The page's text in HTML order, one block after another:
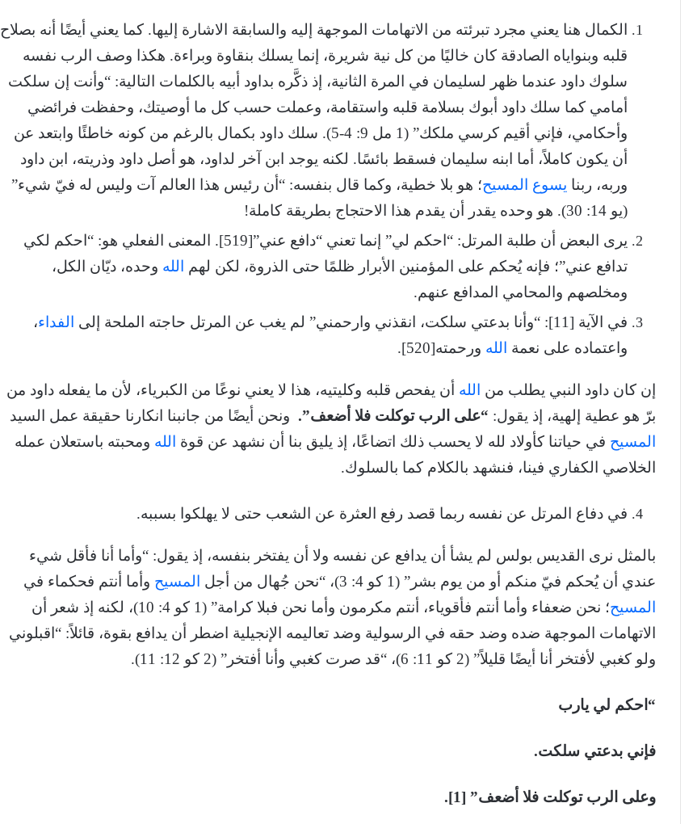
الكمال هنا يعني مجرد تبرئته من الاتهامات الموجهة إليه والسابقة الاشارة إليها. كما يعني أيضًا أنه بصلاح
قلبه وبنواياه الصادقة كان خاليًا من كل نية شريرة، إنما يسلك بنقاوة وبراءة. هكذا وصف الرب نفسه
سلوك داود عندما ظهر لسليمان في المرة الثانية، إذ ذكَّره بداود أبيه بالكلمات التالية: “وأنت إن سلكت
أمامي كما سلك داود أبوك بسلامة قلبه واستقامة، وعملت حسب كل ما أوصيتك، وحفظت فرائضي
وأحكامي، فإني أقيم كرسي ملكك” (1 مل 9: 4-5). سلك داود بكمال بالرغم من كونه خاطئًا وابتعد عن
أن يكون كاملاً، أما ابنه سليمان فسقط بائسًا. لكنه يوجد ابن آخر لداود، هو أصل داود وذريته، ابن داود
وربه، ربنا يسوع المسيح؛ هو بلا خطية، وكما قال بنفسه: “أن رئيس هذا العالم آت وليس له فيّ شيء”
(يو 14: 30). هو وحده يقدر أن يقدم هذا الاحتجاج بطريقة كاملة!
يرى البعض أن طلبة المرتل: “احكم لي” إنما تعني “دافع عني”[519]. المعنى الفعلي هو: “احكم لكي
تدافع عني”؛ فإنه يُحكم على المؤمنين الأبرار ظلمًا حتى الذروة، لكن لهم
الله وحده، ديّان الكل،
ومخلصهم والمحامي المدافع عنهم.
في الآية [11]: “وأنا بدعتي سلكت، انقذني وارحمني” لم يغب عن المرتل حاجته الملحة إلى
الفداء،
واعتماده على نعمة
الله ورحمته[520].
إن كان داود النبي يطلب من الله أن يفحص قلبه وكليتيه، هذا لا يعني نوعًا من الكبرياء، لأن ما يفعله داود من
برّ هو عطية إلهية، إذ يقول: “على الرب توكلت فلا أضعف”. ونحن أيضًا من جانبنا انكارنا حقيقة عمل السيد
المسيح في حياتنا كأولاد لله لا يحسب ذلك اتضاعًا، إذ يليق بنا أن نشهد عن قوة الله ومحبته باستعلان عمله
الخلاصي الكفاري فينا، فنشهد بالكلام كما بالسلوك.
في دفاع المرتل عن نفسه ربما قصد رفع العثرة عن الشعب حتى لا يهلكوا بسببه.
بالمثل نرى القديس بولس لم يشأ أن يدافع عن نفسه ولا أن يفتخر بنفسه، إذ يقول: “وأما أنا فأقل شيء
عندي أن يُحكم فيّ منكم أو من يوم بشر” (1 كو 4: 3)، “نحن جُهال من أجل
المسيح وأما أنتم فحكماء في
المسيح
؛ نحن ضعفاء وأما أنتم فأقوياء، أنتم مكرمون وأما نحن فبلا كرامة” (1 كو 4: 10)، لكنه إذ شعر أن
الاتهامات الموجهة ضده وضد حقه في الرسولية وضد تعاليمه الإنجيلية اضطر أن يدافع بقوة، قائلاً: “اقبلوني
ولو كغبي لأفتخر أنا أيضًا قليلاً” (2 كو 11: 6)، “قد صرت كغبي وأنا أفتخر” (2 كو 12: 11).
“احكم لي يارب
فإني بدعتي سلكت.
وعلى الرب توكلت فلا أضعف” [1].